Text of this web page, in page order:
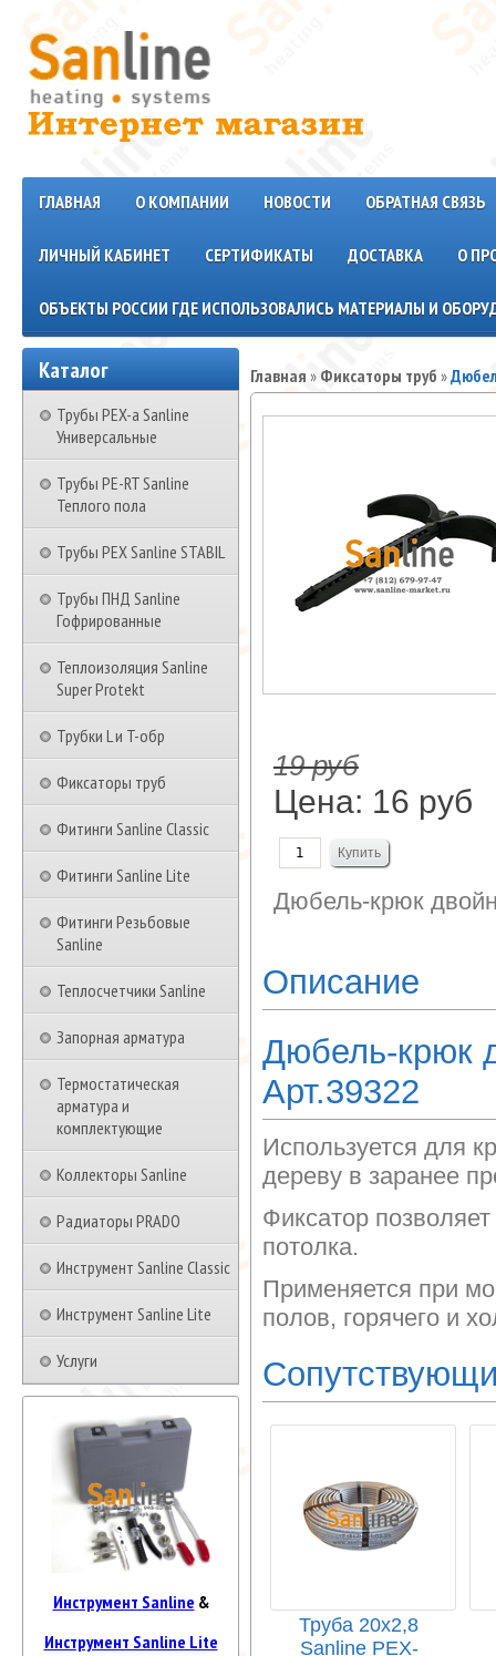
ГЛАВНАЯ О КОМПАНИИ НОВОСТИ ОБРАТНАЯ СВЯЗЬ
ЛИЧНЫЙ КАБИНЕТ СЕРТИФИКАТЫ ДОСТАВКА О
ОБЪЕКТЫ РОССИИ ГДЕ ИСПОЛЬЗОВАЛИСЬ МАТЕРИАЛЫ И
Каталог
Трубы PEX-a Sanline
Универсальные
Трубы PE-RT Sanline
Теплого пола
Трубы PEX Sanline STABIL
Трубы ПНД Sanline
Гофрированные
Теплоизоляция Sanline
Super Protekt
Трубки L и T-обр
Фиксаторы труб
Фитинги Sanline Classic
Фитинги Sanline Lite
Фитинги Резьбовые
Sanline
Теплосчетчики Sanline
Запорная арматура
Термостатическая
арматура и
комплектующие
Коллекторы Sanline
Радиаторы PRADO
Инструмент Sanline Classic
Инструмент Sanline Lite
Услуги
Инструмент Sanline &
Инструмент Sanline Lite
Главная » Фиксаторы труб »
19 руб
Цена: 16 руб
Дюбель-крюк
Описание
Дюбель-крюк
Арт.39322
Используется для
дереву в заранее
Фиксатор
потолка.
Применяется при
полов, горячего и
Труба 20x2,8
Sanline PEX-